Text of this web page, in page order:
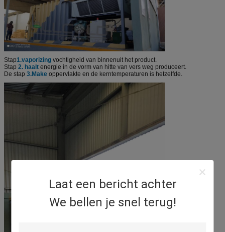
Laat een bericht achter
We bellen je snel terug!
Stap1.vaporizing vochtigheid van binnenuit het product.
Stap 2. haalt energie in de vorm van hitte van vers weg produceert.
De stap 3.Make oppervlakte en de kerntemperaturen is hetzelfde.